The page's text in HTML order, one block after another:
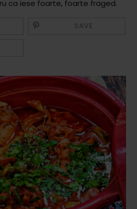
ca iese foarte, foarte fraged.